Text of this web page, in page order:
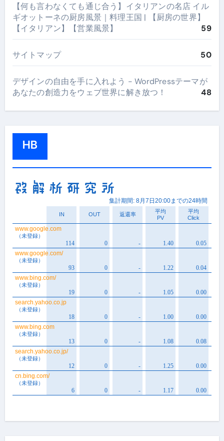
【何も言わなくても通じ合う】イタリアンの名店 イル
ギオットーネの厨房風景｜料理王国 | 【厨房の世界】
【イタリアン】【営業風景】
59
サイトマップ 50
デザインの自由を手に入れよう - WordPressテーマが
あなたの創造力をウェブ世界に解き放つ！
48
HB